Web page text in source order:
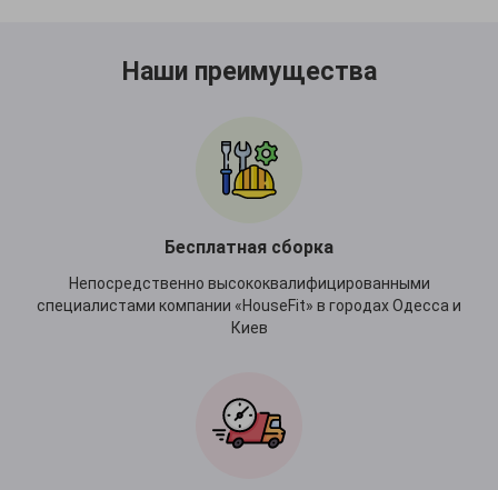
Наши преимущества
Бесплатная сборка
Непосредственно высококвалифицированными
специалистами компании «HouseFit» в городах Одесса и
Киев